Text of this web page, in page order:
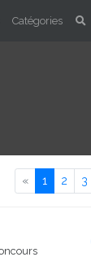
Catégories
«Previous
1 2 3